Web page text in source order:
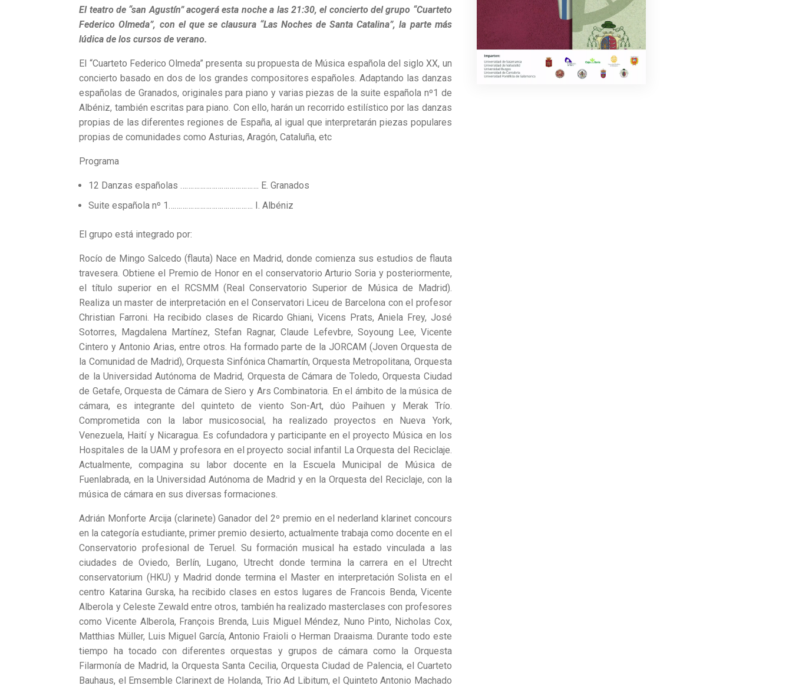
El teatro de “san Agustín” acogerá esta noche a las 21:30, el concierto del grupo “Cuarteto
Federico Olmeda”, con el que se clausura “Las Noches de Santa Catalina”, la parte más
lúdica de los cursos de verano.
El “Cuarteto Federico Olmeda” presenta su propuesta de Música española del siglo XX, un
concierto basado en dos de los grandes compositores españoles. Adaptando las danzas
españolas de Granados, originales para piano y varias piezas de la suite española nº1 de
Albéniz, también escritas para piano. Con ello, harán un recorrido estilístico por las danzas
propias de las diferentes regiones de España, al igual que interpretarán piezas populares
propias de comunidades como Asturias, Aragón, Cataluña, etc
Programa
12 Danzas españolas …………………………………. E. Granados
Suite española nº 1……………………………………. I. Albéniz
El grupo está integrado por:
Rocío de Mingo Salcedo (flauta) Nace en Madrid, donde comienza sus estudios de flauta
travesera. Obtiene el Premio de Honor en el conservatorio Arturio Soria y posteriormente,
el título superior en el RCSMM (Real Conservatorio Superior de Música de Madrid).
Realiza un master de interpretación en el Conservatori Liceu de Barcelona con el profesor
Christian Farroni. Ha recibido clases de Ricardo Ghiani, Vicens Prats, Aniela Frey, José
Sotorres, Magdalena Martínez, Stefan Ragnar, Claude Lefevbre, Soyoung Lee, Vicente
Cintero y Antonio Arias, entre otros. Ha formado parte de la JORCAM (Joven Orquesta de
la Comunidad de Madrid), Orquesta Sinfónica Chamartín, Orquesta Metropolitana, Orquesta
de la Universidad Autónoma de Madrid, Orquesta de Cámara de Toledo, Orquesta Ciudad
de Getafe, Orquesta de Cámara de Siero y Ars Combinatoria. En el ámbito de la música de
cámara, es integrante del quinteto de viento Son-Art, dúo Paihuen y Merak Trío.
Comprometida con la labor musicosocial, ha realizado proyectos en Nueva York,
Venezuela, Haití y Nicaragua. Es cofundadora y participante en el proyecto Música en los
Hospitales de la UAM y profesora en el proyecto social infantil La Orquesta del Reciclaje.
Actualmente, compagina su labor docente en la Escuela Municipal de Música de
Fuenlabrada, en la Universidad Autónoma de Madrid y en la Orquesta del Reciclaje, con la
música de cámara en sus diversas formaciones.
Adrián Monforte Arcija (clarinete) Ganador del 2º premio en el nederland klarinet concours
en la categoría estudiante, primer premio desierto, actualmente trabaja como docente en el
Conservatorio profesional de Teruel. Su formación musical ha estado vinculada a las
ciudades de Oviedo, Berlín, Lugano, Utrecht donde termina la carrera en el Utrecht
conservatorium (HKU) y Madrid donde termina el Master en interpretación Solista en el
centro Katarina Gurska, ha recibido clases en estos lugares de Francois Benda, Vicente
Alberola y Celeste Zewald entre otros, también ha realizado masterclases con profesores
como Vicente Alberola, François Brenda, Luis Miguel Méndez, Nuno Pinto, Nicholas Cox,
Matthias Müller, Luis Miguel García, Antonio Fraioli o Herman Draaisma. Durante todo este
tiempo ha tocado con diferentes orquestas y grupos de cámara como la Orquesta
Filarmonía de Madrid, la Orquesta Santa Cecilia, Orquesta Ciudad de Palencia, el Cuarteto
Bauhaus, el Emsemble Clarinext de Holanda, Trio Ad Libitum, el Quinteto Antonio Machado